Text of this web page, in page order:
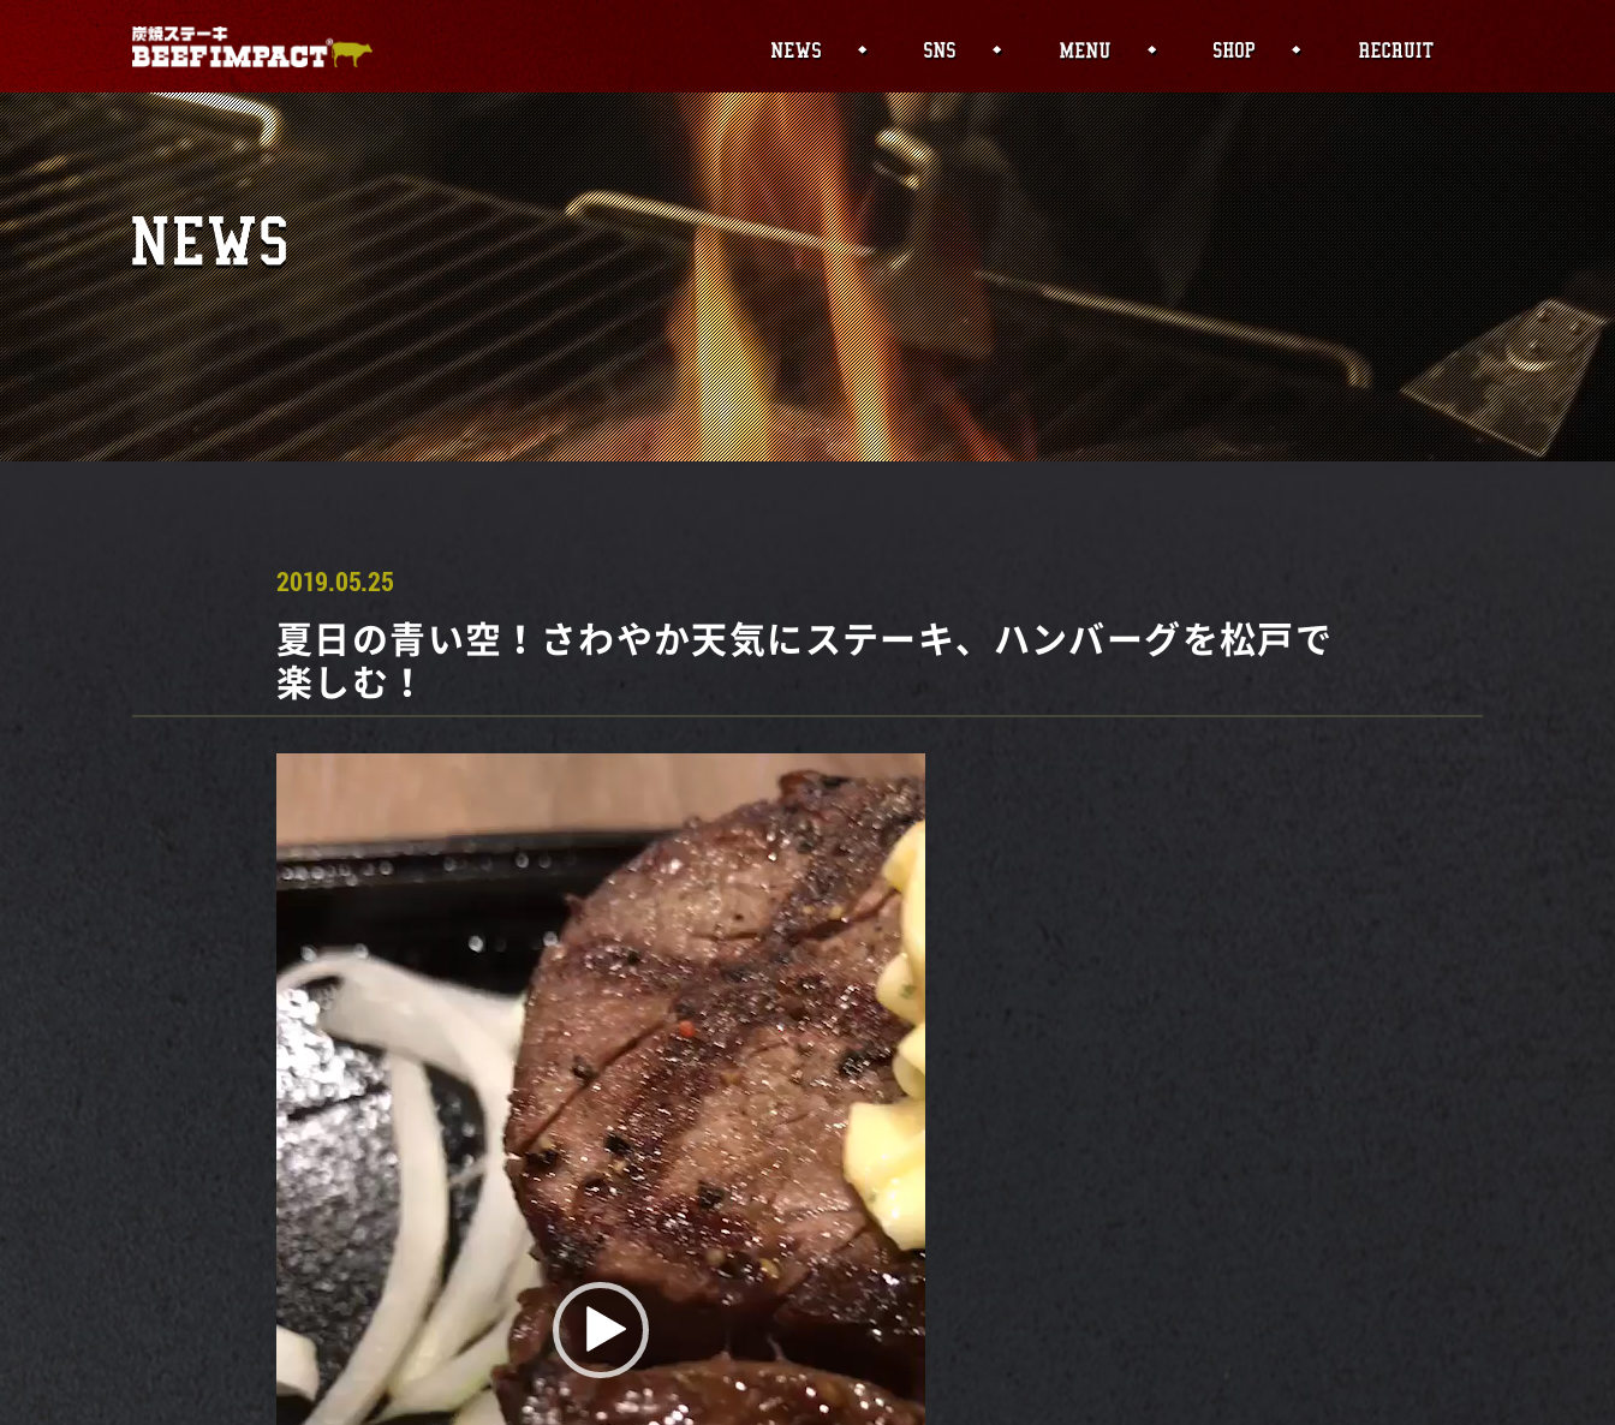
Warning
: Use of undefined constant - assumed ' ' (this will throw an Error in a future version of PHP) in
/home/geniuses/beefimpact.com/public_html/wp/wp-content/themes/sumibi/header.php
2019.05.25
夏日の青い空！さわやか天気にステーキ、ハンバーグを松戸で
楽しむ！
プ
レ
ー